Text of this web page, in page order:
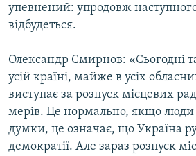
упевнений: упродовж
відбудеться.
Олександр Смирнов: «Сьогодні
усій країні, майже в усіх
виступає за розпуск місцевих
мерів. Це нормально, якщо люди
думки, це означає, що Україна
демократії. Але зараз розпуск